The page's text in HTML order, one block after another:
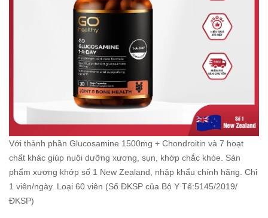
Với thành phần Glucosamine 1500mg + Chondroitin và 7 hoạt
chất khác giúp nuôi dưỡng xương, sụn, khớp chắc khỏe. Sản
phẩm xương khớp số 1 New Zealand, nhập khẩu chính hãng. Chỉ
1 viên/ngày. Loại 60 viên (Số ĐKSP của Bộ Y Tế:5145/2019/
ĐKSP)